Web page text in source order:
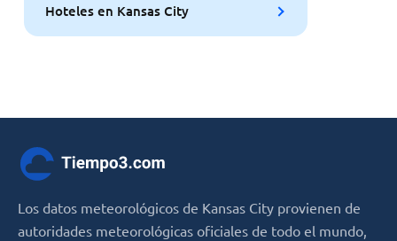
Hoteles en Kansas City
Los datos meteorológicos de Kansas City provienen de
autoridades meteorológicas oficiales de todo el mundo,